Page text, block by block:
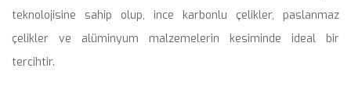
teknolojisine sahip olup, ince karbonlu çelikler, paslanmaz
çelikler ve alüminyum malzemelerin kesiminde ideal bir
tercihtir.